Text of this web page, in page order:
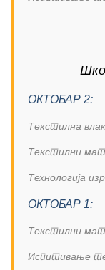
ОКТОБАР 2:
Текстилна
Текстилни
Технологија
ОКТОБАР 1:
Текстилни
Испитивање